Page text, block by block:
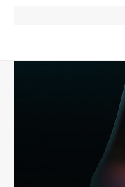
宁波外贸网站建设怎